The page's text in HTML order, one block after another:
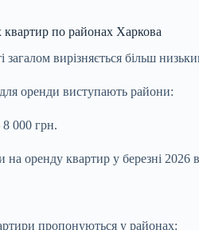
по районах Харкова
загалом вирізняється більш
оренди виступають райони:
000 грн.
оренду квартир у березні 2026
пропонуються у районах: